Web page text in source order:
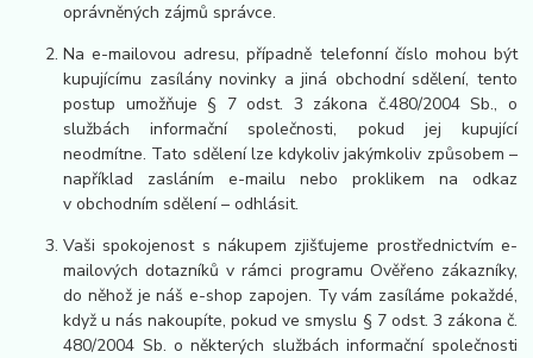
oprávněných zájmů správce.
Na e-mailovou adresu, případně telefonní číslo mohou být
kupujícímu zasílány novinky a jiná obchodní sdělení, tento
postup umožňuje § 7 odst. 3 zákona č.480/2004 Sb., o
službách informační společnosti, pokud jej kupující
neodmítne. Tato sdělení lze kdykoliv jakýmkoliv způsobem –
například zasláním e-mailu nebo proklikem na odkaz
v obchodním sdělení – odhlásit.
Vaši spokojenost s nákupem zjišťujeme prostřednictvím e-
mailových dotazníků v rámci programu Ověřeno zákazníky,
do něhož je náš e-shop zapojen. Ty vám zasíláme pokaždé,
když u nás nakoupíte, pokud ve smyslu § 7 odst. 3 zákona č.
480/2004 Sb. o některých službách informační společnosti